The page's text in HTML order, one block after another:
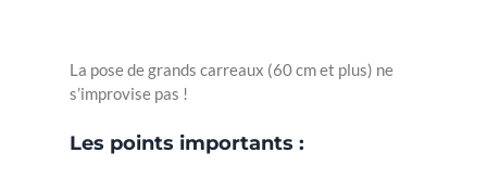
La pose de grands carreaux (60 cm et plus) ne
s’improvise pas !
Les points importants :